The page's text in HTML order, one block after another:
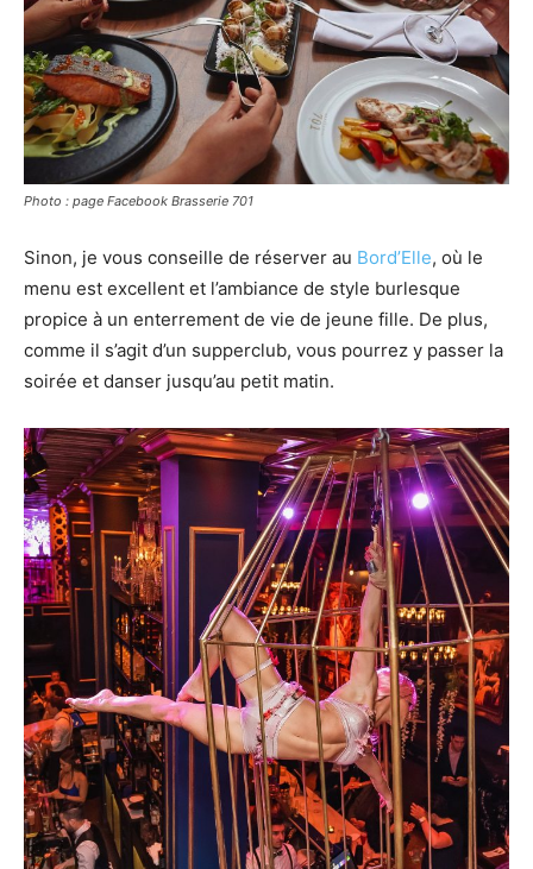
Photo : page Facebook Brasserie 701
Sinon, je vous conseille de réserver au Bord’Elle, où le
menu est excellent et l’ambiance de style burlesque
propice à un enterrement de vie de jeune fille. De plus,
comme il s’agit d’un supperclub, vous pourrez y passer la
soirée et danser jusqu’au petit matin.